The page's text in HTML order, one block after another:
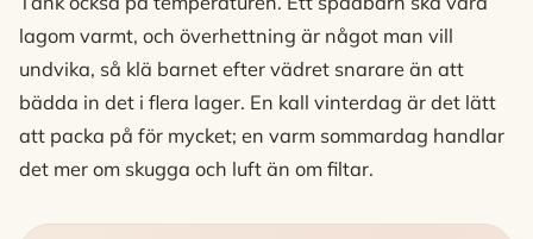
lagom varmt, och överhettning är något man vill
undvika, så klä barnet efter vädret snarare än att
bädda in det i flera lager. En kall vinterdag är det lätt
att packa på för mycket; en varm sommardag handlar
det mer om skugga och luft än om filtar.